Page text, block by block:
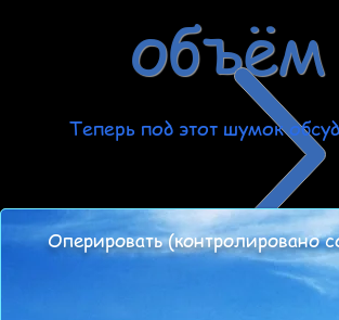
объём
Теперь под этот шумок
Оперировать (контролировано